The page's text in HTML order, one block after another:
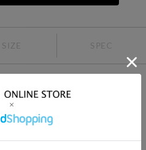
SIZE SPEC
す。襟元から細かなギャザーを施し
広がりを演出します。前後の裾丈は滑
ック部分にボタンが付いているので着
仕上げ。シンプルで清楚に着こなせる